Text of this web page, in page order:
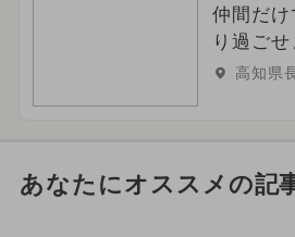
仲間だけ
り過ごせ
高知県
あなたにオススメの記